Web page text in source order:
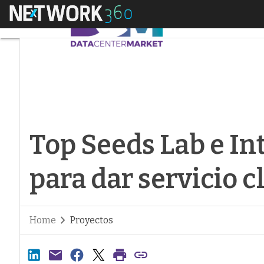
Menú Top Seeds Lab e
Top Seeds Lab e
para dar servicio
Home Proyectos